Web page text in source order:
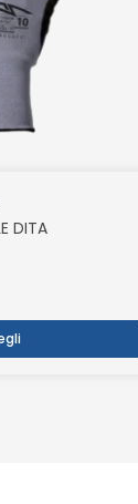
DITA